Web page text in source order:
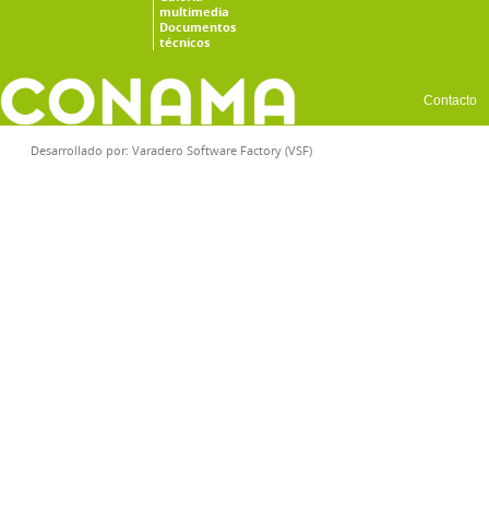
multimedia
Documentos
técnicos
Contacto
Desarrollado por: Varadero Software Factory (VSF)